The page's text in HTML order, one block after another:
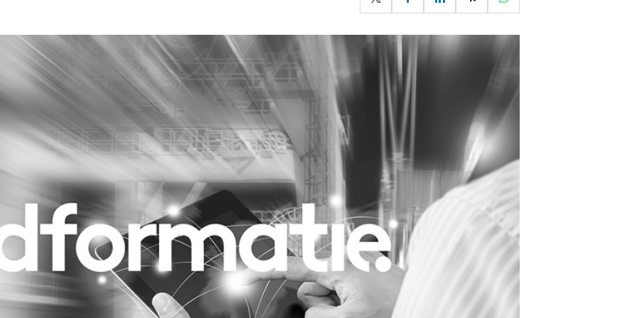
Reputatie & crisis